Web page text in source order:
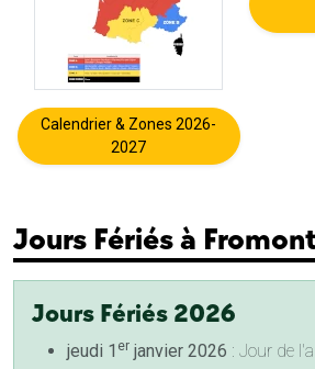
Calendrier & Zones 2026-
2027
Jours Fériés à
Jours Fériés 2026
jeudi 1 er janvier 2026 : Jour de